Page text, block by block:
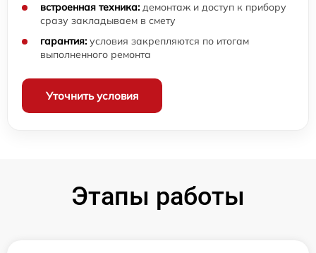
встроенная техника: демонтаж и доступ к прибору
сразу закладываем в смету
гарантия: условия закрепляются по итогам
выполненного ремонта
Уточнить условия
Этапы работы